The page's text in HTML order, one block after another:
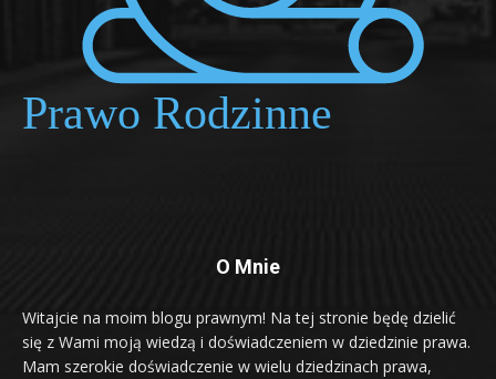
O Mnie
Witajcie na moim blogu prawnym! Na tej stronie będę dzielić
się z Wami moją wiedzą i doświadczeniem w dziedzinie prawa.
Mam szerokie doświadczenie w wielu dziedzinach prawa,